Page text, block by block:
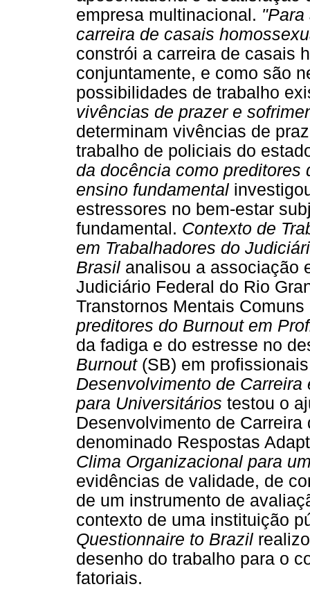
empresa multinacional.
carreira de casais
constrói a carreira de casais
conjuntamente, e como são
possibilidades de trabalho
vivências de prazer e
determinam vivências de
trabalho de policiais do
da docência como preditores
ensino fundamental
estressores no bem-estar
fundamental. Contexto de
em Trabalhadores do
Brasil analisou a associação
Judiciário Federal do Rio
Transtornos Mentais
preditores do Burnout em
da fadiga e do estresse no
Burnout(SB) em
Desenvolvimento de
para Universitários testou o
Desenvolvimento de
denominado Respostas
Clima Organizacional para
evidências de validade, de
de um instrumento de
contexto de uma instituição
Questionnaire to Brazil
desenho do trabalho para o
fatoriais.